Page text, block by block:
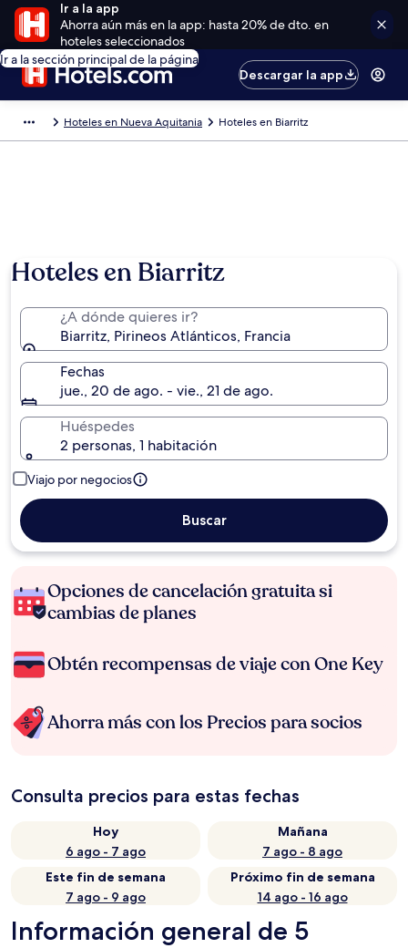
Ir a la app
Ahorra aún más en la app: hasta 20% de dto. en
hoteles seleccionados
Ir a la sección principal de la página
Descargar la app
Hoteles en Nueva Aquitania Hoteles en Biarritz
Hoteles en Biarritz
¿A dónde quieres ir?
Biarritz, Pirineos Atlánticos, Francia
Fechas
jue., 20 de ago. - vie., 21 de ago.
Huéspedes
2 personas, 1 habitación
Viajo por negocios
Buscar
Opciones de cancelación gratuita si
cambias de planes
Obtén recompensas de viaje con One Key
Ahorra más con los Precios para socios
Consulta precios para estas fechas
Hoy
6 ago - 7 ago
Mañana
7 ago - 8 ago
Este fin de semana
7 ago - 9 ago
Próximo fin de semana
14 ago - 16 ago
Información general de 5